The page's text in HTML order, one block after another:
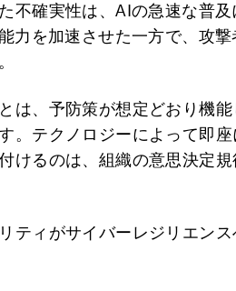
不確実性は、AIの急速な普
力を加速させた一方で、攻
は、予防策が想定どおり機
。テクノロジーによって即
けるのは、組織の意思決定
ティがサイバーレジリエン